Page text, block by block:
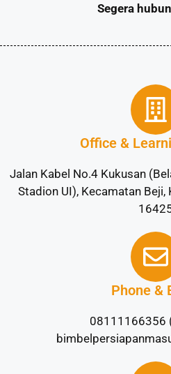
Segera
Office &
Jalan Kabel No.4 Kukusan
Stadion UI), Kecamatan
Phone &
08111166356